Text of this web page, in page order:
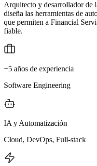
Arquitecto y desarrollador de
diseña las herramientas de
que permiten a Financial
fiable.
+5 años de experiencia
Software Engineering
IA y Automatización
Cloud, DevOps, Full-stack